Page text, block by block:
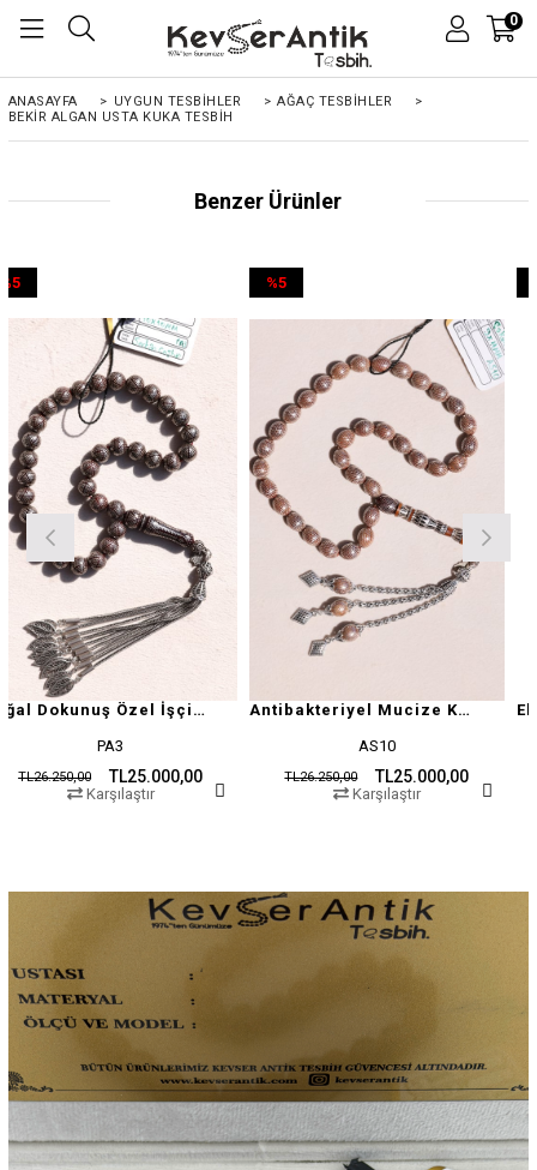
0
ANASAYFA > UYGUN TESBİHLER > AĞAÇ TESBİHLER
>
BEKIR ALGAN USTA KUKA TESBIH
Benzer Ürünler
Doğal Dokunuş Özel İşçilikli Kuka
Antibakteriyel Mucize Kuka Tesbih
TL25.000,00
TL26.250,00
%5İndirim
TL26.250,00
%5İndirim